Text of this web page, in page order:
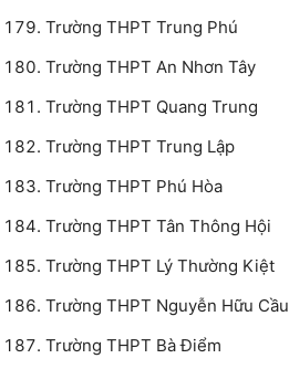
Trường THPT Trung Phú
Trường THPT An Nhơn Tây
Trường THPT Quang Trung
Trường THPT Trung Lập
Trường THPT Phú Hòa
Trường THPT Tân Thông Hội
Trường THPT Lý Thường Kiệt
Trường THPT Nguyễn Hữu Cầu
Trường THPT Bà Điểm